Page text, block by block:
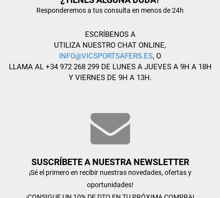
Responderemos a tus consulta en menos de 24h
ESCRÍBENOS A
UTILIZA NUESTRO CHAT ONLINE,
INFO@VICSPORTSAFERS.ES, O
LLAMA AL +34 972 268 299 DE LUNES A JUEVES A 9H A 18H
Y VIERNES DE 9H A 13H.
SUSCRÍBETE A NUESTRA NEWSLETTER
¡Sé el primero en recibir nuestras novedades, ofertas y
oportunidades!